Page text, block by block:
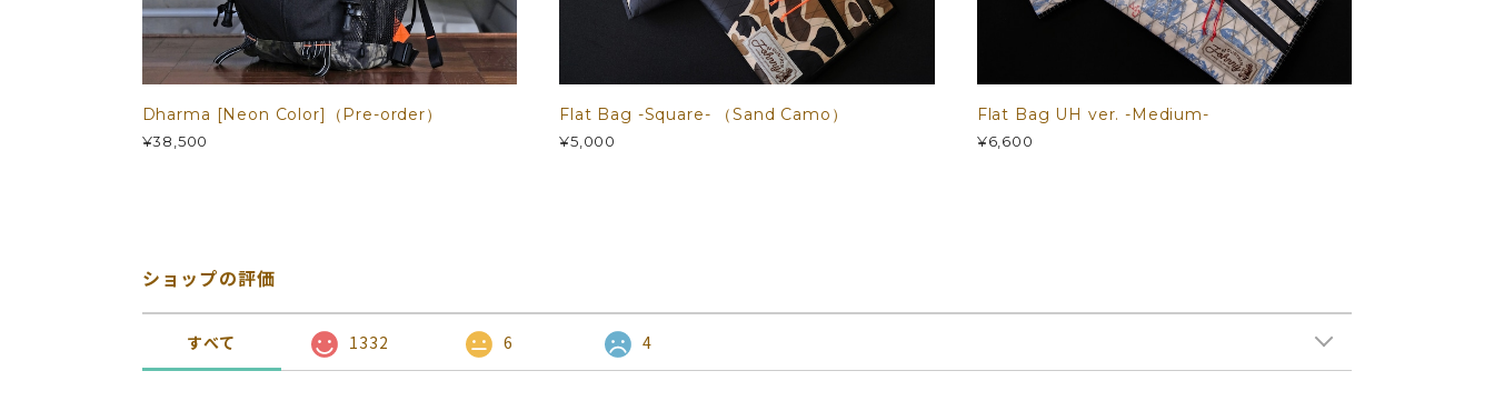
Dharma [Neon Color]（Pre-order）
¥38,500
Flat Bag -Square- （Sand Camo）
¥5,000
Flat Bag UH ver. -Medium-
¥6,600
ショップの評価
すべて 1332 6 4